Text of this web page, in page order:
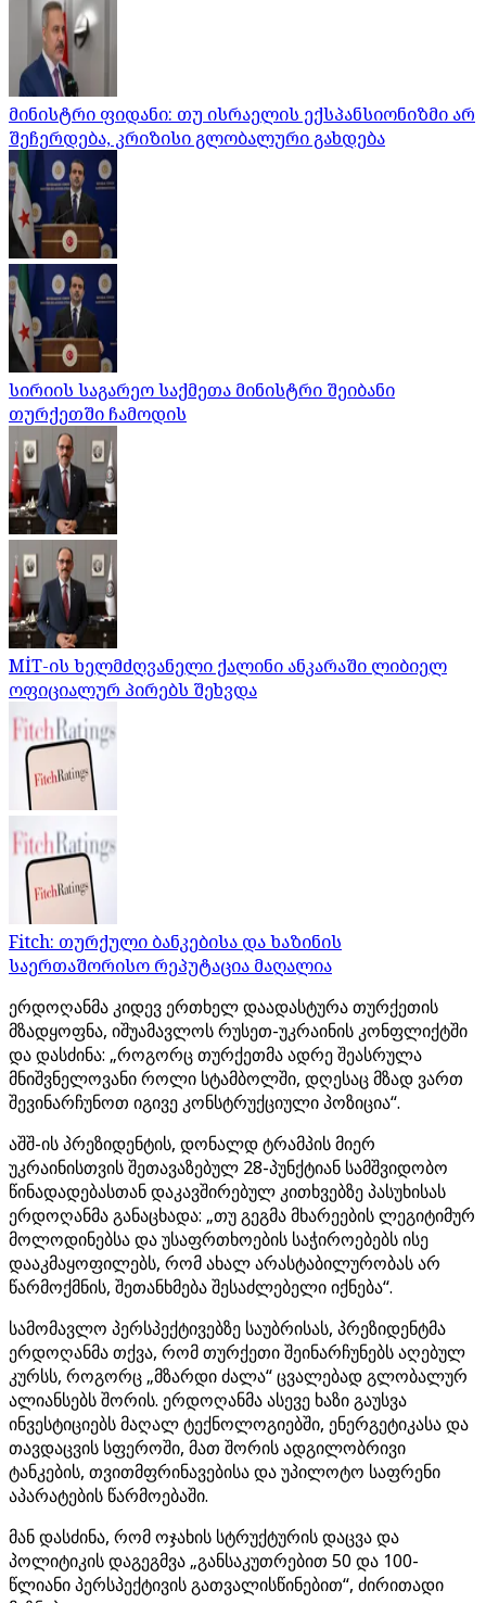
მინისტრი ფიდანი: თუ ისრაელის ექსპანსიონიზმი არ
შეჩერდება, კრიზისი გლობალური გახდება
სირიის საგარეო საქმეთა მინისტრი შეიბანი
თურქეთში ჩამოდის
MİT-ის ხელმძღვანელი ქალინი ანკარაში ლიბიელ
ოფიციალურ პირებს შეხვდა
Fitch: თურქული ბანკებისა და ხაზინის
საერთაშორისო რეპუტაცია მაღალია
ერდოღანმა კიდევ ერთხელ დაადასტურა თურქეთის
მზადყოფნა, იშუამავლოს რუსეთ-უკრაინის კონფლიქტში
და დასძინა: „როგორც თურქეთმა ადრე შეასრულა
მნიშვნელოვანი როლი სტამბოლში, დღესაც მზად ვართ
შევინარჩუნოთ იგივე კონსტრუქციული პოზიცია“.
აშშ-ის პრეზიდენტის, დონალდ ტრამპის მიერ
უკრაინისთვის შეთავაზებულ 28-პუნქტიან სამშვიდობო
წინადადებასთან დაკავშირებულ კითხვებზე პასუხისას
ერდოღანმა განაცხადა: „თუ გეგმა მხარეების ლეგიტიმურ
მოლოდინებსა და უსაფრთხოების საჭიროებებს ისე
დააკმაყოფილებს, რომ ახალ არასტაბილურობას არ
წარმოქმნის, შეთანხმება შესაძლებელი იქნება“.
სამომავლო პერსპექტივებზე საუბრისას, პრეზიდენტმა
ერდოღანმა თქვა, რომ თურქეთი შეინარჩუნებს აღებულ
კურსს, როგორც „მზარდი ძალა“ ცვალებად გლობალურ
ალიანსებს შორის. ერდოღანმა ასევე ხაზი გაუსვა
ინვესტიციებს მაღალ ტექნოლოგიებში, ენერგეტიკასა და
თავდაცვის სფეროში, მათ შორის ადგილობრივი
ტანკების, თვითმფრინავებისა და უპილოტო საფრენი
აპარატების წარმოებაში.
მან დასძინა, რომ ოჯახის სტრუქტურის დაცვა და
პოლიტიკის დაგეგმვა „განსაკუთრებით 50 და 100-
წლიანი პერსპექტივის გათვალისწინებით“, ძირითადი